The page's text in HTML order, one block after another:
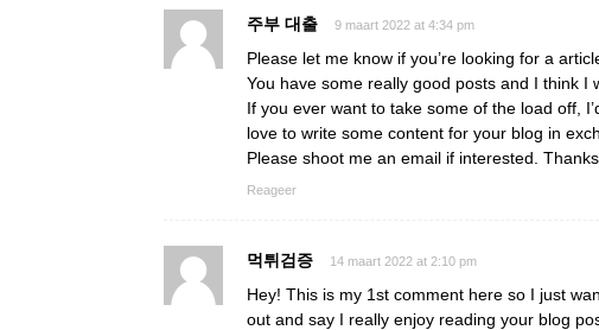
주부 대출 9 maart 2022 at 4:34 pm
Please let me know if you’re looking for a
You have some really good posts and I think I
If you ever want to take some of the load off,
love to write some content for your blog in
Please shoot me an email if interested.
Reageer
먹튀검증 14 maart 2022 at 2:10 pm
Hey! This is my 1st comment here so I just
out and say I really enjoy reading your blog